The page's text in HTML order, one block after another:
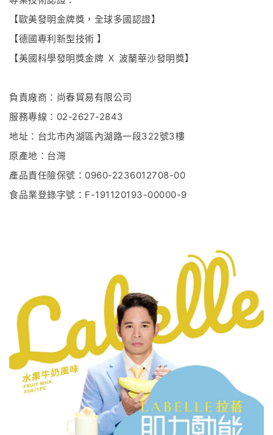
【歐美發明金牌獎，全球多國認證】
【德國專利新型技術 】
【美國科學發明獎金牌 Ｘ 波蘭華沙發明獎】
負責廠商：尚春貿易有限公司
服務專線：02-2627-2843
地址：台北市內湖區內湖路一段322號3樓
原產地：台灣
產品責任險保號： 0960-2236012708-00
食品業登錄字號： F-191120193-00000-9